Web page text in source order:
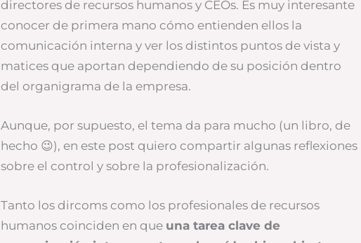
directores de recursos humanos y CEOs. Es muy interesante
conocer de primera mano cómo entienden ellos la
comunicación interna y ver los distintos puntos de vista y
matices que aportan dependiendo de su posición dentro
del organigrama de la empresa.
Aunque, por supuesto, el tema da para mucho (un libro, de
hecho 😉), en este post quiero compartir algunas reflexiones
sobre el control y sobre la profesionalización.
Tanto los dircoms como los profesionales de recursos
humanos coinciden en que una tarea clave de